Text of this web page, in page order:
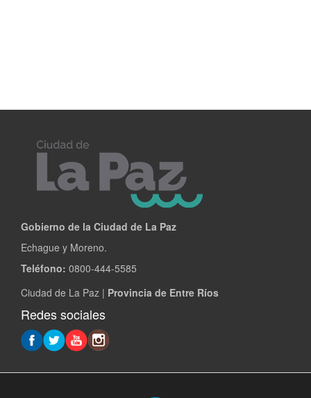
Gobierno de la Ciudad de La Paz
Echague y Moreno.
Teléfono: 0800-444-5585
Ciudad de La Paz | Provincia de Entre Ríos
Redes sociales